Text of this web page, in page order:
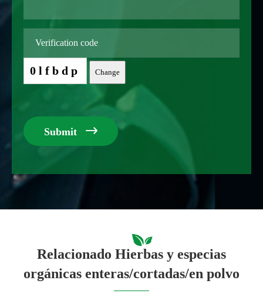
0lfbdp Change
Submit 
Relacionado Hierbas y especias
orgánicas enteras/cortadas/en polvo